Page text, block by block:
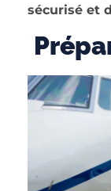
sécurisé et